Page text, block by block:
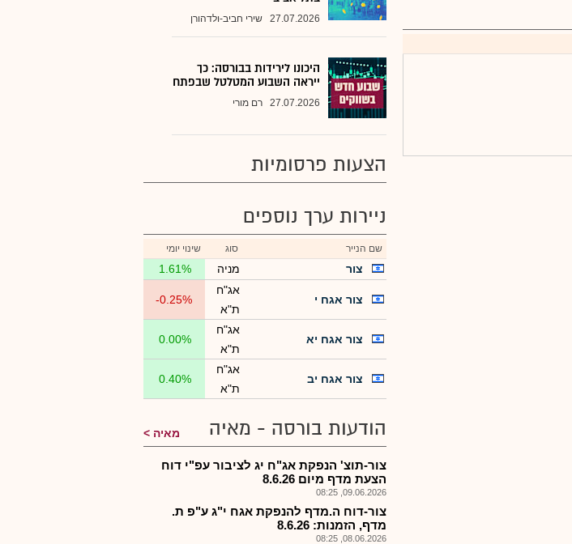
27.07.2026 שירי חביב-ולדהורן
היכונו לירידות בבורסה: כך
ייראה השבוע המטלטל שבפתח
27.07.2026 רם מורי
הצעות פרסומיות
ניירות ערך נוספים
שם הנייר סוג שינוי יומי
צור מניה 1.61%
צור אגח י
אג"ח
ת"א
-0.25%
צור אגח יא
אג"ח
ת"א
0.00%
צור אגח יב
אג"ח
ת"א
0.40%
הודעות בורסה - מאיה מאיה
צור-תוצ' הנפקת אג"ח יג לציבור עפ"י דוח
הצעת מדף מיום 8.6.26
09.06.2026, 08:25
צור-דוח ה.מדף להנפקת אגח י"ג ע"פ ת.
מדף, הזמנות: 8.6.26
08.06.2026, 08:25